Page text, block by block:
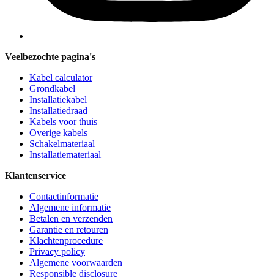
Veelbezochte pagina's
Kabel calculator
Grondkabel
Installatiekabel
Installatiedraad
Kabels voor thuis
Overige kabels
Schakelmateriaal
Installatiemateriaal
Klantenservice
Contactinformatie
Algemene informatie
Betalen en verzenden
Garantie en retouren
Klachtenprocedure
Privacy policy
Algemene voorwaarden
Responsible disclosure